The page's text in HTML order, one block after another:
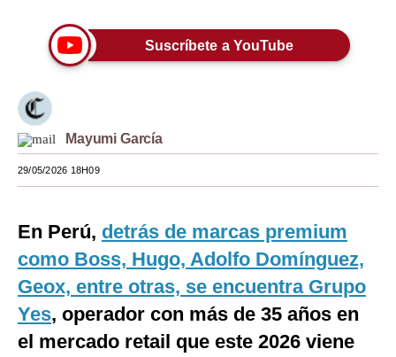
Moda
Estilos
Mundo
EEUU
México
Internacional
Tecnología
Club del Suscriptor
Mix
Suscríbete a YouTube
Mayumi García
29/05/2026 18H09
En Perú, detrás de marcas premium
como Boss, Hugo, Adolfo Domínguez,
Geox, entre otras, se encuentra Grupo
Yes, operador con más de 35 años en
el mercado retail que este 2026 viene